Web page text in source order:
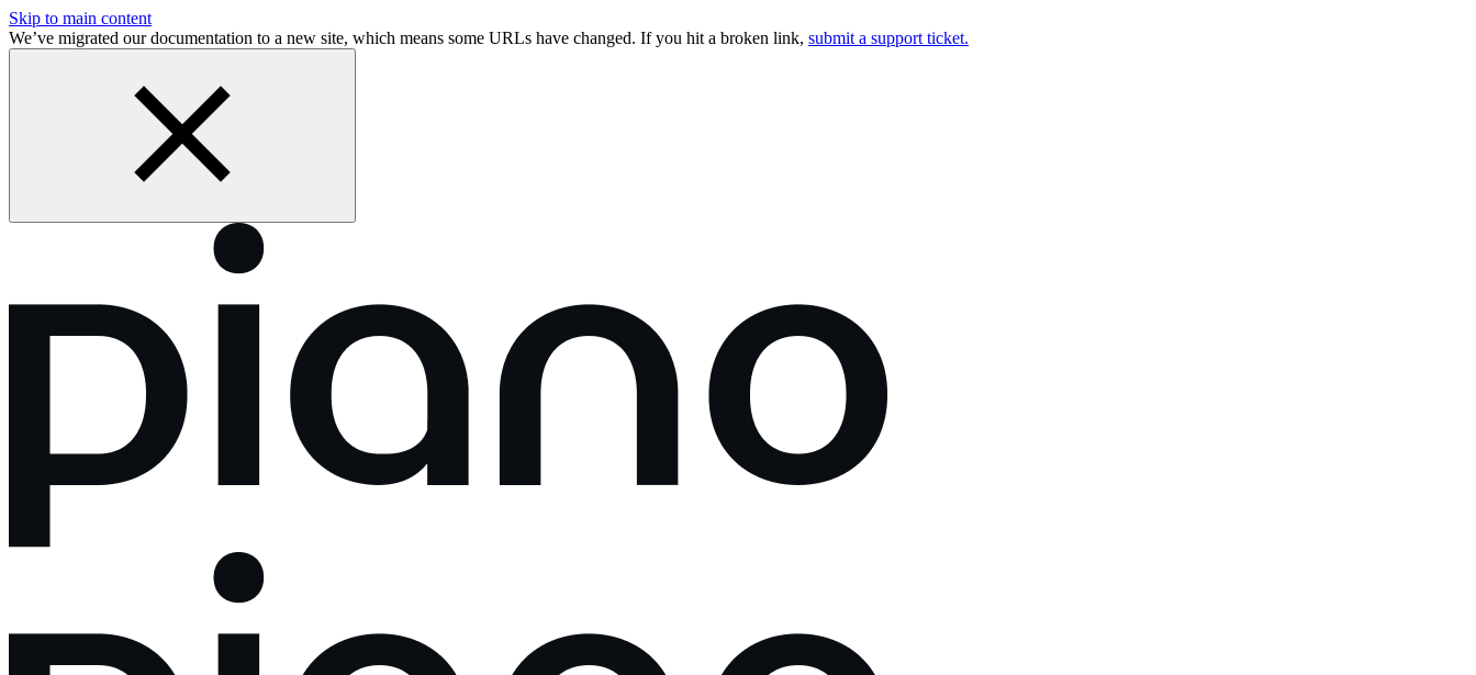
Skip to main content
We’ve migrated our documentation to a new site, which means some URLs have changed. If you hit a broken link, submit a support ticket.